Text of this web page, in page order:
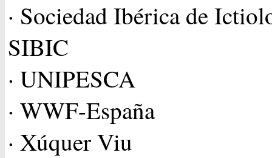
· Sociedad Ibérica de
SIBIC
· UNIPESCA
· WWF-España
· Xúquer Viu